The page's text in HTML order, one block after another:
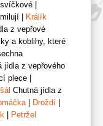
Králík
z vepřové
a koblihy, které
jídla z vepřového
plece
Chutná jídla z
| Droždí
Petržel